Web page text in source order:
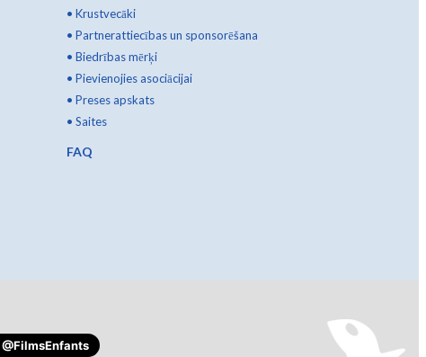
• Krustvecāki
• Partnerattiecības un sponsorēšana
• Biedrības mērķi
• Pievienojies asociācijai
• Preses apskats
• Saites
FAQ
@FilmsEnfants